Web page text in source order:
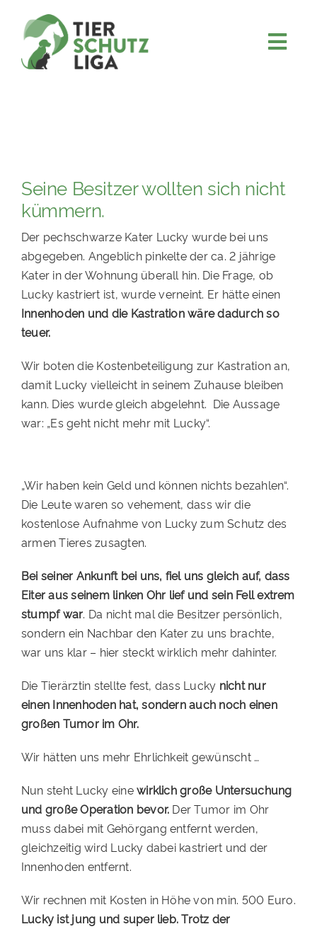
content
FÖRDERN & VERERBEN
KOOPERATIONEN
4KIDS
TIERHEIMTIERE
TIERHEIME
PATENSCHAFTEN
HELFER WERDEN
RATGEBER
Seine Besitzer wollten sich nicht
kümmern.
Der pechschwarze Kater Lucky wurde bei uns
abgegeben. Angeblich pinkelte der ca. 2 jährige
Kater in der Wohnung überall hin. Die Frage, ob
Lucky kastriert ist, wurde verneint. Er hätte einen
Innenhoden und die Kastration wäre dadurch so
teuer.
Wir boten die Kostenbeteiligung zur Kastration an,
damit Lucky vielleicht in seinem Zuhause bleiben
kann. Dies wurde gleich abgelehnt. Die Aussage
war: „Es geht nicht mehr mit Lucky“.
„Wir haben kein Geld und können nichts bezahlen“.
Die Leute waren so vehement, dass wir die
kostenlose Aufnahme von Lucky zum Schutz des
armen Tieres zusagten.
Bei seiner Ankunft bei uns, fiel uns gleich auf, dass
Eiter aus seinem linken Ohr lief und sein Fell extrem
stumpf war. Da nicht mal die Besitzer persönlich,
sondern ein Nachbar den Kater zu uns brachte,
war uns klar – hier steckt wirklich mehr dahinter.
Die Tierärztin stellte fest, dass Lucky nicht nur
einen Innenhoden hat, sondern auch noch einen
großen Tumor im Ohr.
Wir hätten uns mehr Ehrlichkeit gewünscht …
Nun steht Lucky einewirklich große Untersuchung
und große Operation bevor. Der Tumor im Ohr
muss dabei mit Gehörgang entfernt werden,
gleichzeitig wird Lucky dabei kastriert und der
Innenhoden entfernt.
Wir rechnen mit Kosten in Höhe von min. 500 Euro.
Lucky ist jung und super lieb. Trotz der